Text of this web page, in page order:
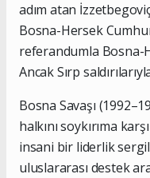
adım atan
Bosna-Hersek
referandumla Bosna-
Ancak Sırp
Bosna Savaşı
halkını soykırıma
insani bir liderlik
uluslararası destek